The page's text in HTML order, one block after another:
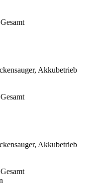
Akkubetrieb
Akkubetrieb